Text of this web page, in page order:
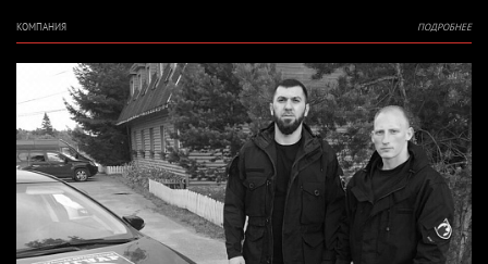
КОМПАНИЯ ПОДРОБНЕЕ